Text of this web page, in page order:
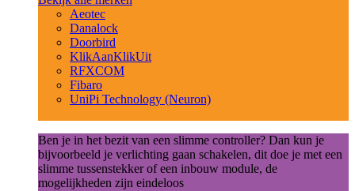
Aeotec
Danalock
Doorbird
KlikAanKlikUit
RFXCOM
Fibaro
UniPi Technology (Neuron)
Ben je in het bezit van een slimme controller? Dan kun je
bijvoorbeeld je verlichting gaan schakelen, dit doe je met een
slimme tussenstekker of een inbouw module, de
mogelijkheden zijn eindeloos